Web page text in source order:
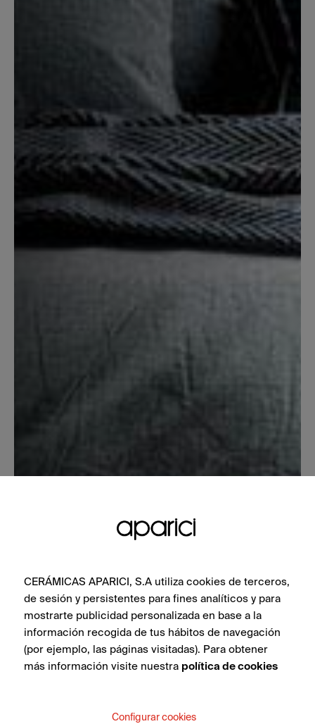
CERÁMICAS APARICI, S.A utiliza cookies de terceros,
de sesión y persistentes para fines analíticos y para
mostrarte publicidad personalizada en base a la
información recogida de tus hábitos de navegación
(por ejemplo, las páginas visitadas). Para obtener
más información visite nuestra política de cookies
Configurar cookies